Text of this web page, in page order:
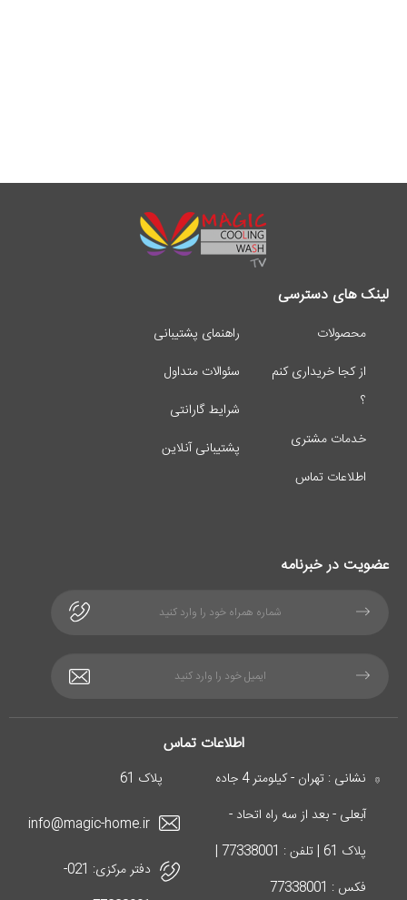
لینک های دسترسی
محصولات
از کجا خریداری کنم
؟
خدمات مشتری
اطلاعات تماس
راهنمای پشتیبانی
سئوالات متداول
شرایط گارانتی
پشتیبانی آنلاین
عضویت در خبرنامه
اطلاعات تماس
نشانی : تهران - کیلومتر 4 جاده
آبعلی - بعد از سه راه اتحاد -
پلاک 61 | تلفن : 77338001 |
فکس : 77338001
پلاک 61
info@magic-home.ir
دفتر مرکزی:
021-